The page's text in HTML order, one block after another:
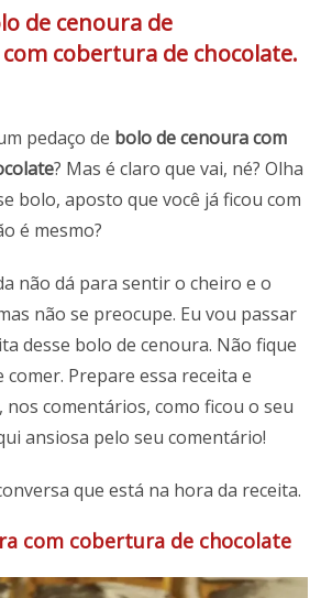
de cenoura de
cobertura de chocolate.
pedaço de bolo de cenoura com
? Mas é claro que vai, né? Olha
bolo, aposto que você já ficou com
é mesmo?
não dá para sentir o cheiro e o
não se preocupe. Eu vou passar
desse bolo de cenoura. Não fique
comer. Prepare essa receita e
nos comentários, como ficou o seu
ansiosa pelo seu comentário!
que está na hora da receita.
com cobertura de chocolate